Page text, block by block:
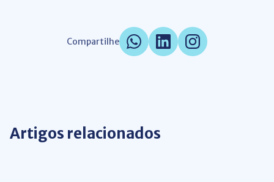
Compartilhe
Artigos relacionados